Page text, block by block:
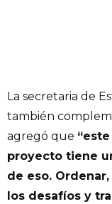
La secretaria de
también
agregó que “este
proyecto tiene
de eso.
los desafíos y